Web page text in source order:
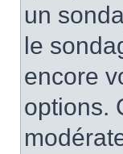
un
le
encore
options.